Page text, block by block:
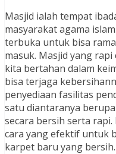
Masjid ialah tempat
masyarakat agama
terbuka untuk bisa
masuk. Masjid yang
kita bertahan dalam
bisa terjaga
penyediaan fasilitas
satu diantaranya
secara bersih serta
cara yang efektif untuk
karpet baru yang bersih.